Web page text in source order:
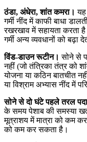
ठंडा, अंधेरा, शांत कमरा। यह
गर्मी नींद में काफी बाधा
रखरखाव में सहायता करता
गर्मी अन्य व्यवधानों को बढ़ा
विंड-डाउन रूटीन। सोने से
नहीं (जो तंत्रिका तंत्र को
योजना या कठिन बातचीत
या विश्राम अभ्यास नींद में
सोने से दो घंटे पहले तरल
के समय पेशाब की समस्या
मूत्राशय में मात्रा को कम
को कम कर सकता है।